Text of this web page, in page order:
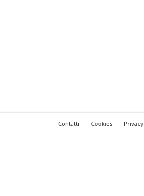
Contatti Cookies